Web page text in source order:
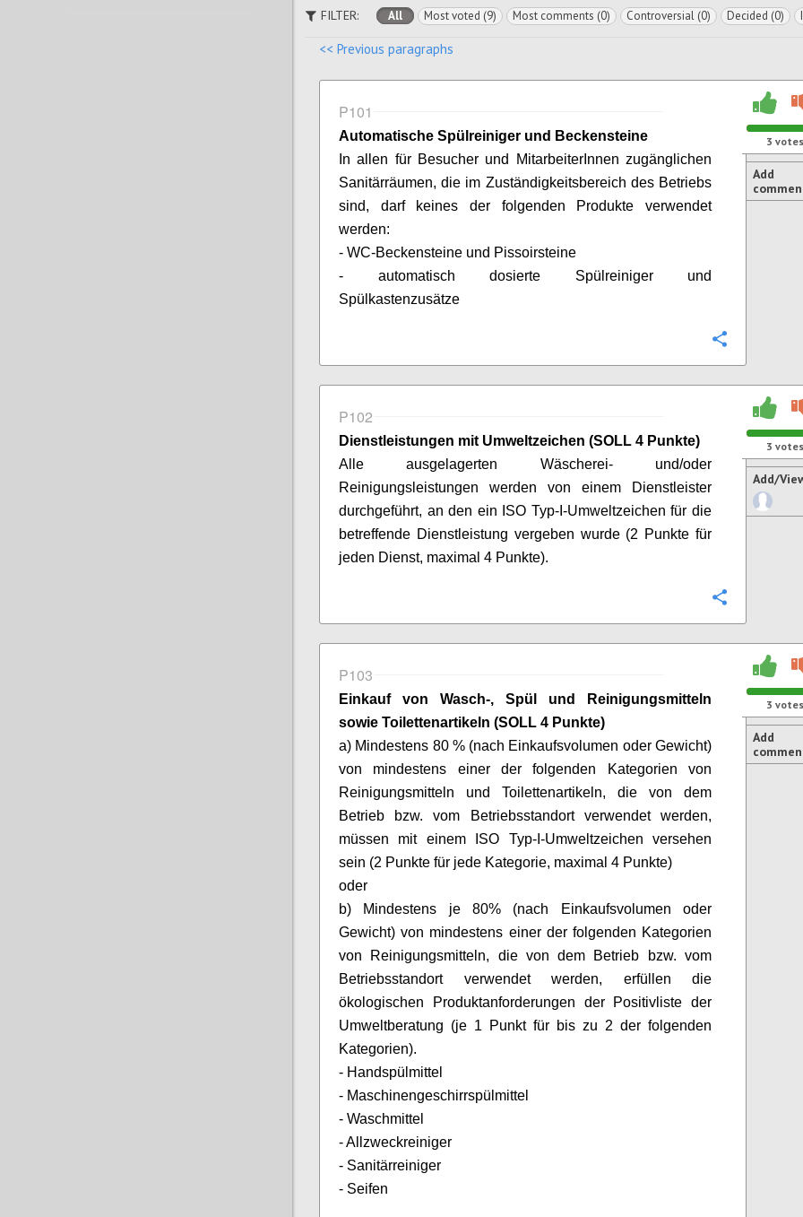
FILTER: All Most voted (9) Most comments (0) Controversial (0) Decided (0)
<< Previous paragraphs
P101
Automatische Spülreiniger und Beckensteine
In allen für Besucher und
MitarbeiterInnen zugänglichen
Sanitärräumen, die im Zuständigkeitsbereich des Betriebs
sind, darf keines der folgenden Produkte verwendet
werden:
- WC-Beckensteine und Pissoirsteine
- automatisch dosierte Spülreiniger und
Spülkastenzusätze
3 votes
Add
P102
Dienstleistungen mit Umweltzeichen (SOLL 4 Punkte)
Alle ausgelagerten Wäscherei- und/oder
Reinigungsleistungen werden von einem Dienstleister
durchgeführt, an den ein ISO Typ-I-Umweltzeichen für die
betreffende Dienstleistung vergeben wurde (2 Punkte für
jeden Dienst, maximal 4 Punkte).
3 votes
Add/
P103
Einkauf von Wasch-, Spül und Reinigungsmitteln
sowie Toilettenartikeln (SOLL 4 Punkte)
a) Mindestens 80 % (nach Einkaufsvolumen oder Gewicht)
von mindestens einer der folgenden Kategorien von
Reinigungsmitteln und Toilettenartikeln, die von dem
Betrieb bzw. vom Betriebsstandort verwendet werden,
müssen mit einem ISO Typ-I-Umweltzeichen versehen
sein (2 Punkte für jede Kategorie, maximal 4 Punkte)
oder
b) Mindestens je 80% (nach
Einkaufsvolumen oder
Gewicht) von mindestens einer der folgenden Kategorien
von Reinigungsmitteln, die von dem Betrieb bzw. vom
Betriebsstandort verwendet werden, erfüllen die
ökologischen Produktanforderungen der Positivliste der
Umweltberatung (je 1 Punkt für bis zu 2 der folgenden
Kategorien).
- Handspülmittel
- Maschinengeschirrspülmittel
- Waschmittel
- Allzweckreiniger
- Sanitärreiniger
- Seifen
3 votes
Add